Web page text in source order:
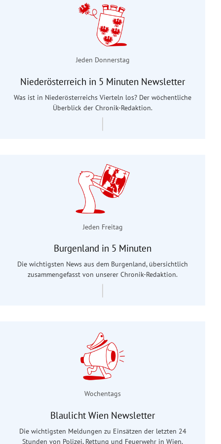
Jeden Donnerstag
Niederösterreich in 5 Minuten Newsletter
Was ist in Niederösterreichs Vierteln los? Der wöchentliche
Überblick der Chronik-Redaktion.
Jeden Freitag
Burgenland in 5 Minuten
Die wichtigsten News aus dem Burgenland, übersichtlich
zusammengefasst von unserer Chronik-Redaktion.
Wochentags
Blaulicht Wien Newsletter
Die wichtigsten Meldungen zu Einsätzen der letzten 24
Stunden von Polizei, Rettung und Feuerwehr in Wien.